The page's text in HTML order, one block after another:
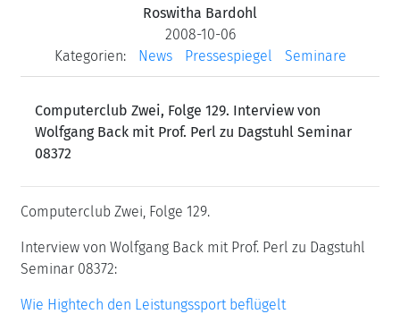
Roswitha Bardohl
2008-10-06
Kategorien:
News Pressespiegel Seminare
Computerclub Zwei, Folge 129. Interview von
Wolfgang Back mit Prof. Perl zu Dagstuhl Seminar
08372
Computerclub Zwei, Folge 129.
Interview von Wolfgang Back mit Prof. Perl zu Dagstuhl
Seminar 08372:
Wie Hightech den Leistungssport beflügelt